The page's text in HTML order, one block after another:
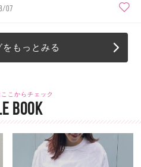
07
もっとみる
こからチェック
BOOK